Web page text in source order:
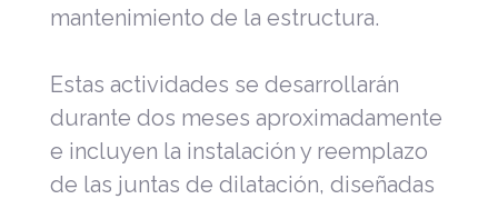
mantenimiento de la estructura.
Estas actividades se desarrollarán
durante dos meses aproximadamente
e incluyen la instalación y reemplazo
de las juntas de dilatación, diseñadas